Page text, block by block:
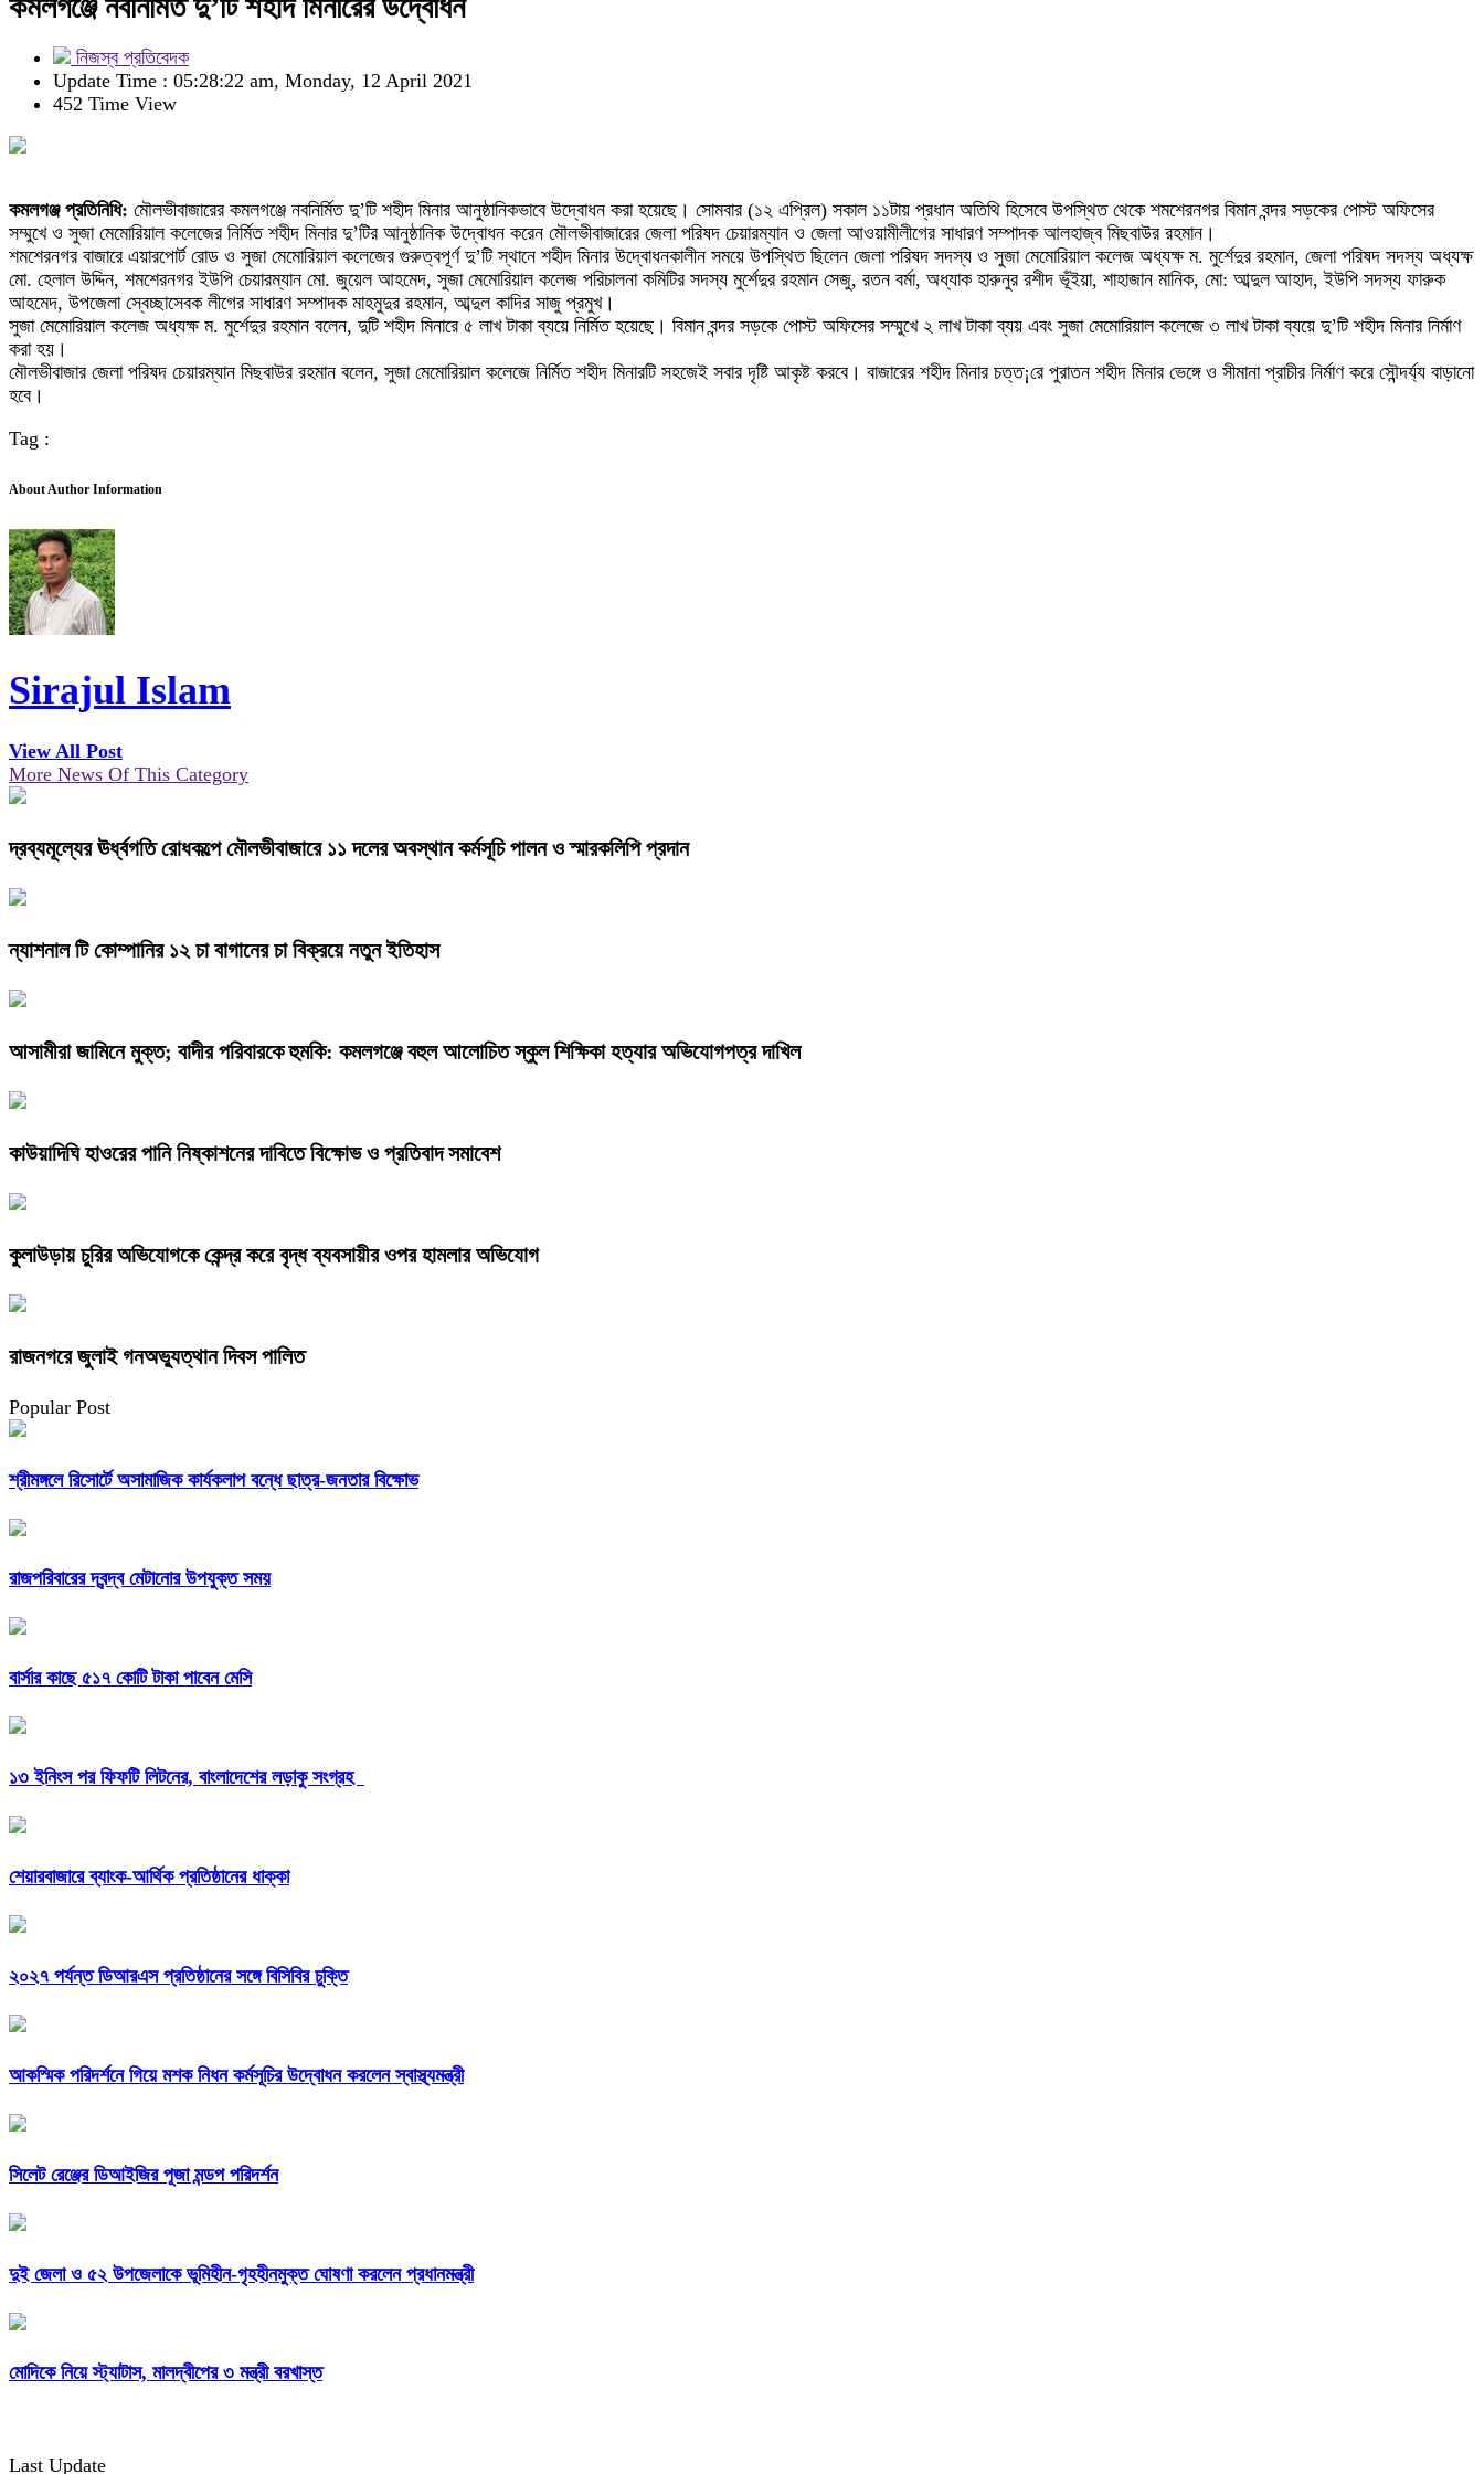
কমলগঞ্জে নবনির্মিত দু’টি শহীদ মিনারের উদ্বোধন
নিজস্ব প্রতিবেদক
Update Time : 05:28:22 am, Monday, 12 April 2021
452 Time View
কমলগঞ্জ প্রতিনিধি: মৌলভীবাজারের কমলগঞ্জে নবনির্মিত দু’টি শহীদ মিনার আনুষ্ঠানিকভাবে উদ্বোধন করা হয়েছে। সোমবার (১২ এপ্রিল) সকাল ১১টায় প্রধান অতিথি হিসেবে উপস্থিত থেকে শমশেরনগর বিমান বন্দর সড়কের পোস্ট অফিসের
সম্মুখে ও সুজা মেমোরিয়াল কলেজের নির্মিত শহীদ মিনার দু’টির আনুষ্ঠানিক উদ্বোধন করেন মৌলভীবাজারের জেলা পরিষদ চেয়ারম্যান ও জেলা আওয়ামীলীগের সাধারণ সম্পাদক আলহাজ্ব মিছবাউর রহমান।
শমশেরনগর বাজারে এয়ারপোর্ট রোড ও সুজা মেমোরিয়াল কলেজের গুরুত্বপূর্ণ দু’টি স্থানে শহীদ মিনার উদ্বোধনকালীন সময়ে উপস্থিত ছিলেন জেলা পরিষদ সদস্য ও সুজা মেমোরিয়াল কলেজ অধ্যক্ষ ম. মুর্শেদুর রহমান, জেলা পরিষদ সদস্য অধ্যক্ষ
মো. হেলাল উদ্দিন, শমশেরনগর ইউপি চেয়ারম্যান মো. জুয়েল আহমেদ, সুজা মেমোরিয়াল কলেজ পরিচালনা কমিটির সদস্য মুর্শেদুর রহমান সেজু, রতন বর্মা, অধ্যাক হারুনুর রশীদ ভূঁইয়া, শাহাজান মানিক, মো: আব্দুল আহাদ, ইউপি সদস্য ফারুক
আহমেদ, উপজেলা স্বেচ্ছাসেবক লীগের সাধারণ সম্পাদক মাহমুদুর রহমান, আব্দুল কাদির সাজু প্রমুখ।
সুজা মেমোরিয়াল কলেজ অধ্যক্ষ ম. মুর্শেদুর রহমান বলেন, দুটি শহীদ মিনারে ৫ লাখ টাকা ব্যয়ে নির্মিত হয়েছে। বিমান বন্দর সড়কে পোস্ট অফিসের সম্মুখে ২ লাখ টাকা ব্যয় এবং সুজা মেমোরিয়াল কলেজে ৩ লাখ টাকা ব্যয়ে দু’টি শহীদ মিনার নির্মাণ
করা হয়।
মৌলভীবাজার জেলা পরিষদ চেয়ারম্যান মিছবাউর রহমান বলেন, সুজা মেমোরিয়াল কলেজে নির্মিত শহীদ মিনারটি সহজেই সবার দৃষ্টি আকৃষ্ট করবে। বাজারের শহীদ মিনার চত্ত¡রে পুরাতন শহীদ মিনার ভেঙ্গে ও সীমানা প্রাচীর নির্মাণ করে সৌন্দর্য্য বাড়ানো
হবে।
Tag :
About Author Information
Sirajul Islam
View All Post
More News Of This Category
দ্রব্যমূল্যের ঊর্ধ্বগতি রোধকল্পে মৌলভীবাজারে ১১ দলের অবস্থান কর্মসূচি পালন ও স্মারকলিপি প্রদান
ন্যাশনাল টি কোম্পানির ১২ চা বাগানের চা বিক্রয়ে নতুন ইতিহাস
আসামীরা জামিনে মুক্ত; বাদীর পরিবারকে হুমকি: কমলগঞ্জে বহুল আলোচিত স্কুল শিক্ষিকা হত্যার অভিযোগপত্র দাখিল
কাউয়াদিঘি হাওরের পানি নিষ্কাশনের দাবিতে বিক্ষোভ ও প্রতিবাদ সমাবেশ
কুলাউড়ায় চুরির অভিযোগকে কেন্দ্র করে বৃদ্ধ ব্যবসায়ীর ওপর হামলার অভিযোগ
রাজনগরে জুলাই গনঅভ্যুত্থান দিবস পালিত
Popular Post
শ্রীমঙ্গলে রিসোর্টে অসামাজিক কার্যকলাপ বন্ধে ছাত্র-জনতার বিক্ষোভ
রাজপরিবারের দ্বন্দ্ব মেটানোর উপযুক্ত সময়
বার্সার কাছে ৫১৭ কোটি টাকা পাবেন মেসি
১৩ ইনিংস পর ফিফটি লিটনের, বাংলাদেশের লড়াকু সংগ্রহ
শেয়ারবাজারে ব্যাংক-আর্থিক প্রতিষ্ঠানের ধাক্কা
২০২৭ পর্যন্ত ডিআরএস প্রতিষ্ঠানের সঙ্গে বিসিবির চুক্তি
আকস্মিক পরিদর্শনে গিয়ে মশক নিধন কর্মসূচির উদ্বোধন করলেন স্বাস্থ্যমন্ত্রী
সিলেট রেঞ্জের ডিআইজির পূজা মন্ডপ পরিদর্শন
দুই জেলা ও ৫২ উপজেলাকে ভূমিহীন-গৃহহীনমুক্ত ঘোষণা করলেন প্রধানমন্ত্রী
মোদিকে নিয়ে স্ট্যাটাস, মালদ্বীপের ৩ মন্ত্রী বরখাস্ত
Last Update